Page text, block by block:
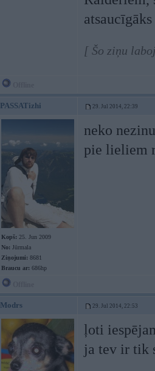
[ Šo ziņu
PASSATizhi 29. Jul 2014, 22:39
Kopš: 25. Jun 2009
No: Jūrmala
Ziņojumi: 8681
Braucu ar: 686hp
neko
pie lieliem
Modrs 29. Jul 2014, 22:53
ļoti
ja tev ir tik